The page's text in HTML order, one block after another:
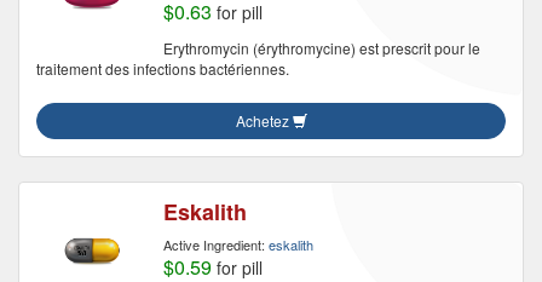
$0.63 for pill
Erythromycin (érythromycine) est prescrit pour le
traitement des infections bactériennes.
Achetez
Eskalith
Active Ingredient: eskalith
$0.59 for pill